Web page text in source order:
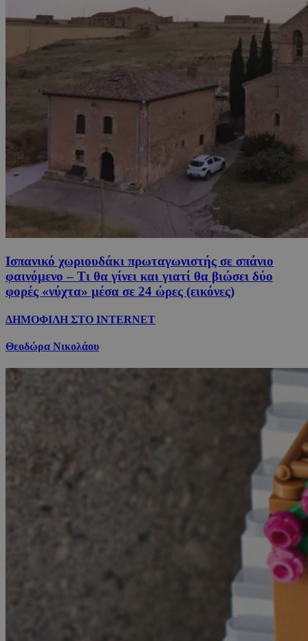
Ισπανικό χωριουδάκι πρωταγωνιστής σε σπάνιο
φαινόμενο – Τι θα γίνει και γιατί θα βιώσει δύο
φορές «νύχτα» μέσα σε 24 ώρες (εικόνες)
ΔΗΜΟΦΙΛΗ ΣΤΟ INTERNET
Θεοδώρα Νικολάου